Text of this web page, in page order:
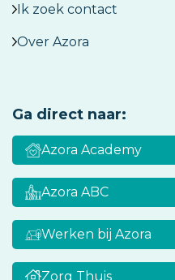
Ik zoek contact
Over Azora
Ga direct naar:
Azora Academy
Azora ABC
Werken bij Azora
Zorg Thuis